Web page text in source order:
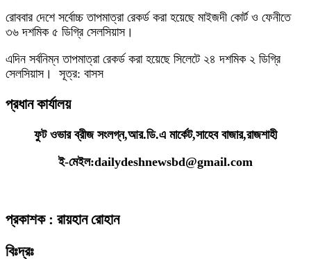
রোববার দেশে সর্বোচ্চ তাপমাত্রা রেকর্ড করা হয়েছে মাইজদী কোর্ট ও ফেনীতে
৩৬ দশমিক ৫ ডিগ্রি সেলসিয়াস।
এদিন সর্বনিম্ন তাপমাত্রা রেকর্ড করা হয়েছে সিলেটে ২৪ দশমিক ২ ডিগ্রি
সেলসিয়াস। সূত্র: বাসস
প্রধান কার্যালয়
ফুট ওভার ব্রীজ সংলগ্ন,আর.ডি.এ মার্কেট,সাহেব বাজার,রাজশাহী
ই-মেইল:dailydeshnewsbd@gmail.com
প্রকাশক : রায়হান রোহান
বিঃদ্রঃ